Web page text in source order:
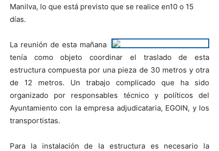
Manilva, lo que está previsto que se realice en10 o 15
días.
La reunión de esta mañana
tenía como objeto coordinar el traslado de esta
estructura compuesta por una pieza de 30 metros y otra
de 12 metros. Un trabajo complicado que ha sido
organizado por responsables técnico y políticos del
Ayuntamiento con la empresa adjudicataria, EGOIN, y los
transportistas.
Para la instalación de la estructura es necesario la